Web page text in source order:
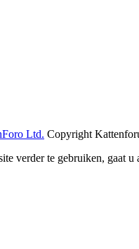
Ltd. Copyright
verder te gebruiken, gaat